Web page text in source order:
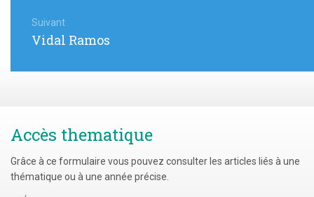
Suivant
Article
Vidal Ramos
Accès thematique
Grâce à ce formulaire vous pouvez consulter les articles liés à une
thématique ou à une année précise.